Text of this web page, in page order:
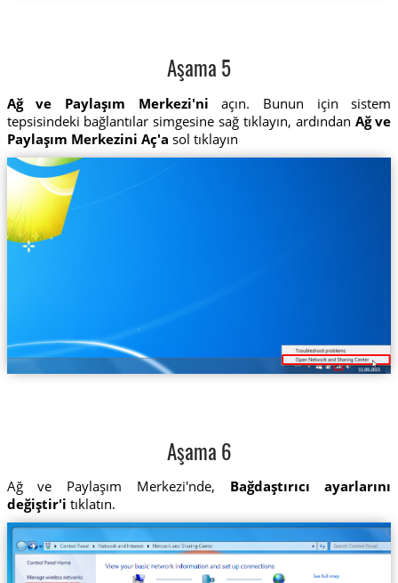
Aşama 5
Ağ ve Paylaşım Merkezi'ni açın. Bunun için sistem
tepsisindeki bağlantılar simgesine sağ tıklayın, ardından Ağ ve
Paylaşım Merkezini Aç'a sol tıklayın
Aşama 6
Ağ ve Paylaşım Merkezi'nde, Bağdaştırıcı ayarlarını
değiştir'i tıklatın.